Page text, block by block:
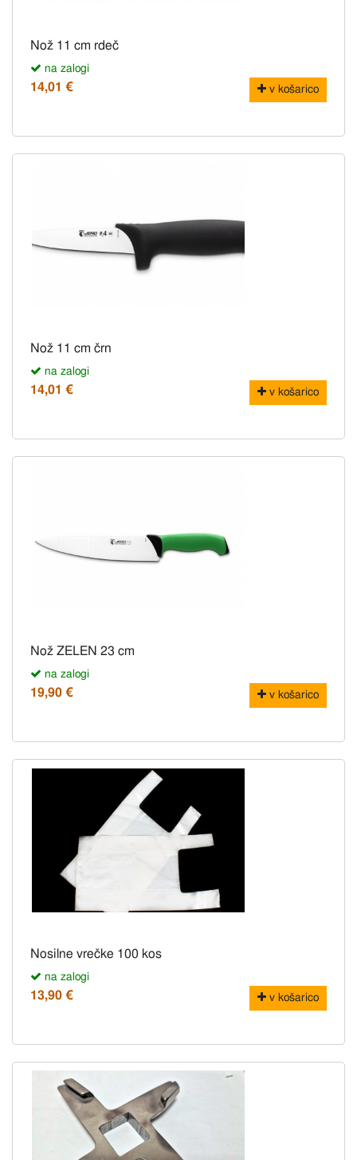
Nož 11 cm rdeč
na zalogi
14,01 € v košarico
Nož 11 cm črn
na zalogi
14,01 € v košarico
Nož ZELEN 23 cm
na zalogi
19,90 € v košarico
Nosilne vrečke 100 kos
na zalogi
13,90 € v košarico